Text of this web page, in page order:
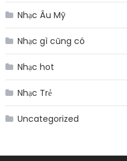
Nhạc Âu Mỹ
Nhạc gì cũng có
Nhạc hot
Nhạc Trẻ
Uncategorized